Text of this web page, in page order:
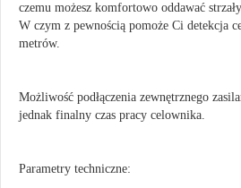
czemu możesz komfortowo oddawać
W czym z pewnością pomoże Ci detekcja
metrów.
Możliwość podłączenia zewnętrznego
jednak finalny czas pracy celownika.
Parametry techniczne: